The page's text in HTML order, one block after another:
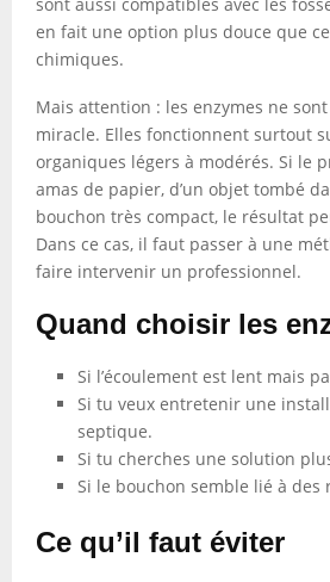
en fait une option plus douce que
chimiques.
Mais attention : les enzymes ne
miracle. Elles fonctionnent surtout
organiques légers à modérés. Si le
amas de papier, d’un objet tombé
bouchon très compact, le résultat
Dans ce cas, il faut passer à une
faire intervenir un professionnel.
Quand choisir les
Si l’écoulement est lent mais
Si tu veux entretenir une
septique.
Si tu cherches une solution
Si le bouchon semble lié à des
Ce qu’il faut éviter